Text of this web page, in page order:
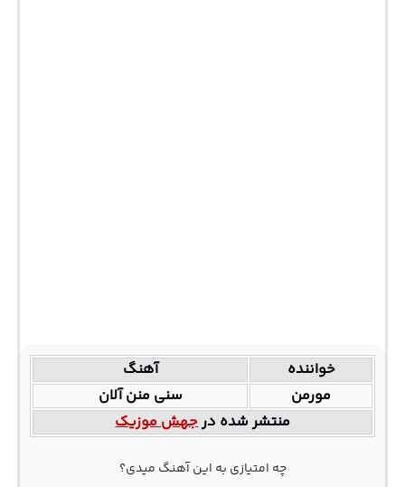
خواننده
آهنگ
مورمن
سنی منن آلان
منتشر شده درجهش موزیک
چه امتیازی به این آهنگ میدی؟